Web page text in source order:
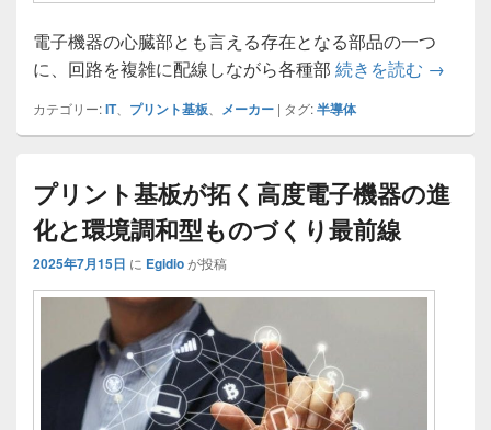
電子機器の心臓部とも言える存在となる部品の一つ
に、回路を複雑に配線しながら各種部 続きを読む 進化し
→
カテゴリー:IT、 プリント基板 メーカー | タグ:半導体
プリント基板が拓く高度電子機器の進
化と環境調和型ものづくり最前線
2025年7月15日 に Egidioが投稿